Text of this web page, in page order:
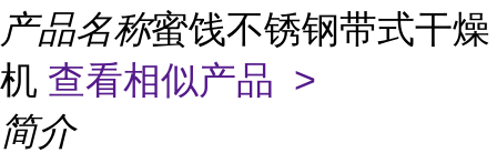
产品名称蜜饯不锈钢带式干燥
机 查看相似产品 >
简介